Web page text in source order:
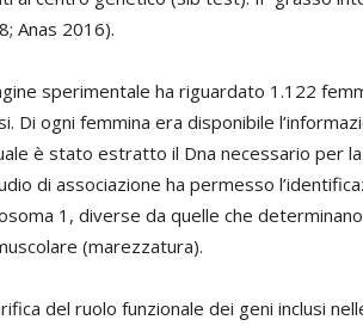
Anas 2016).
sperimentale ha riguardato 1.122
Di ogni femmina era disponibile
è stato estratto il Dna necessario per
di associazione ha permesso
1, diverse da quelle che
(marezzatura).
del ruolo funzionale dei geni inclusi